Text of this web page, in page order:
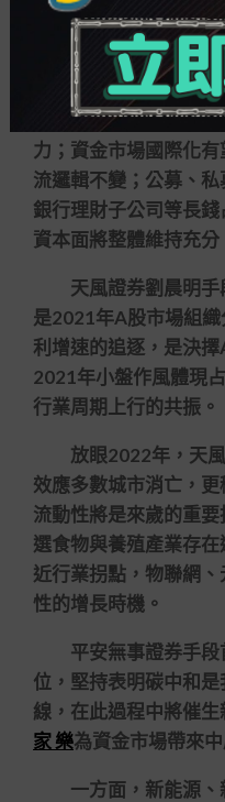
錢有望繼續形成增量。
國盛證券手段首席
構化之路將走向縱深
化，具備投研優勢的
力；資金市場國際化
流邏輯不變；公募、
銀行理財子公司等長
資本面將整體維持充分
天風證券劉晨明手
是2021年A股市場組
利增速的追逐，是決
2021年小盤作風體現
行業周期上行的共振。
放眼2022年，天風
效應多數城市消亡，
流動性將是來歲的重
選食物與養殖產業存
近行業拐點，物聯網
性的增長時機。
平安無事證券手段
位，堅持表明碳中和
線，在此過程中將催
家 樂為資金市場帶來
一方面，新能源、